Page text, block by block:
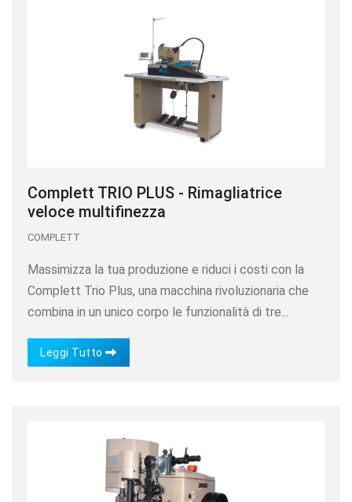
Complett TRIO PLUS - Rimagliatrice
veloce multifinezza
COMPLETT
Massimizza la tua produzione e riduci i costi con la
Complett Trio Plus, una macchina rivoluzionaria che
combina in un unico corpo le funzionalità di tre...
Leggi Tutto